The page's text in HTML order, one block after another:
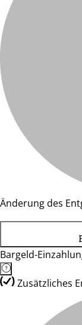
Änderung des
Bargeld-
Zusätzliches